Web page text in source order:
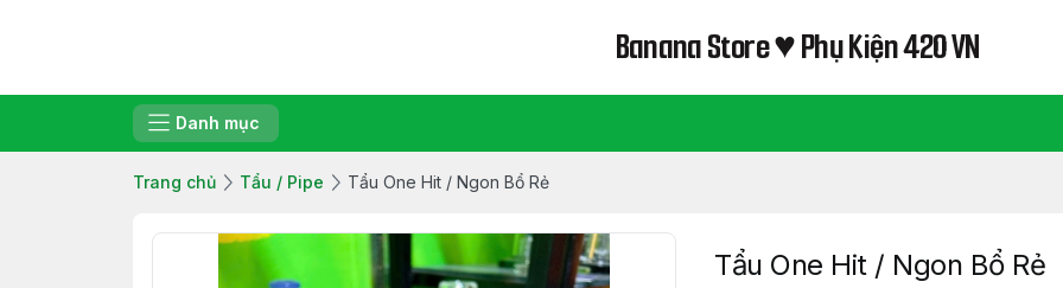
Banana Store ♥ Phụ Kiện 420 VN
Danh mục
Trang chủ Tẩu / Pipe Tẩu One Hit / Ngon Bổ Rẻ
Tẩu One Hit / Ngon Bổ Rẻ